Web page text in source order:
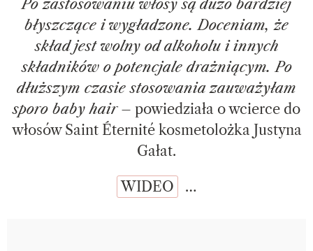
Po zastosowaniu włosy są dużo bardziej
błyszczące i wygładzone. Doceniam, że
skład jest wolny od alkoholu i innych
składników o potencjale drażniącym. Po
dłuższym czasie stosowania zauważyłam
sporo baby hair– powiedziała o wcierce do
włosów Saint Éternité kosmetolożka Justyna
Gałat.
WIDEO …